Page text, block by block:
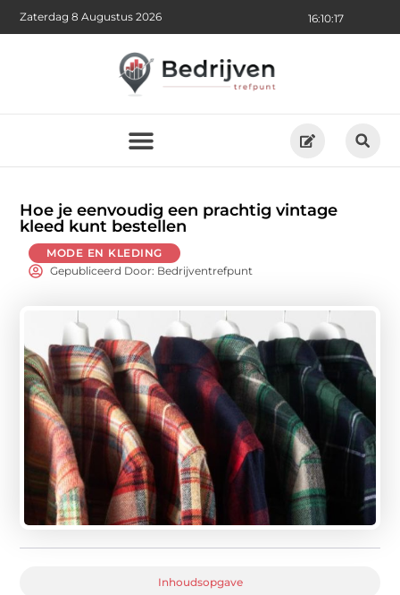
16:10:19
Zaterdag 8 Augustus 2026
Hoe je eenvoudig een prachtig vintage
kleed kunt bestellen
MODE EN KLEDING
Gepubliceerd Door: Bedrijventrefpunt
Inhoudsopgave